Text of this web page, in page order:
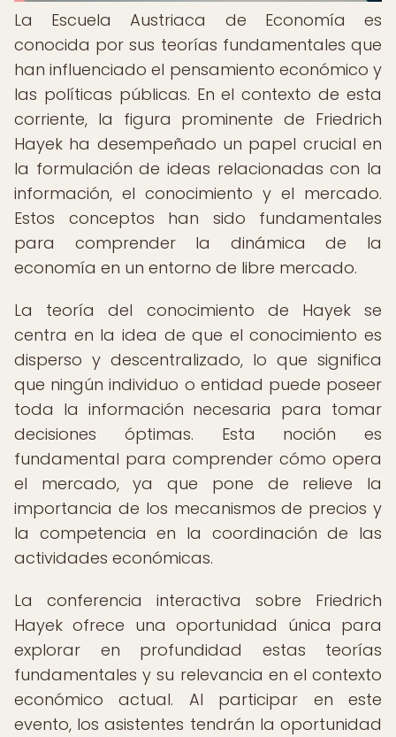
La Escuela Austriaca de Economía es
conocida por sus teorías fundamentales que
han influenciado el pensamiento económico y
las políticas públicas. En el contexto de esta
corriente, la figura prominente de Friedrich
Hayek ha desempeñado un papel crucial en
la formulación de ideas relacionadas con la
información, el conocimiento y el mercado.
Estos conceptos han sido fundamentales
para comprender la dinámica de la
economía en un entorno de libre mercado.
La teoría del conocimiento de Hayek se
centra en la idea de que el conocimiento es
disperso y descentralizado, lo que significa
que ningún individuo o entidad puede poseer
toda la información necesaria para tomar
decisiones óptimas. Esta noción es
fundamental para comprender cómo opera
el mercado, ya que pone de relieve la
importancia de los mecanismos de precios y
la competencia en la coordinación de las
actividades económicas.
La conferencia interactiva sobre Friedrich
Hayek ofrece una oportunidad única para
explorar en profundidad estas teorías
fundamentales y su relevancia en el contexto
económico actual. Al participar en este
evento, los asistentes tendrán la oportunidad